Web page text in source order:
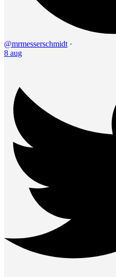
@mrmesserschmidt ·
8 aug